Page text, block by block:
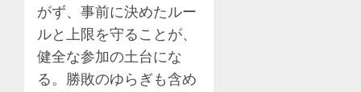
がず、事前に決めたルー
ルと上限を守ることが、
健全な参加の土台にな
る。勝敗のゆらぎも含め